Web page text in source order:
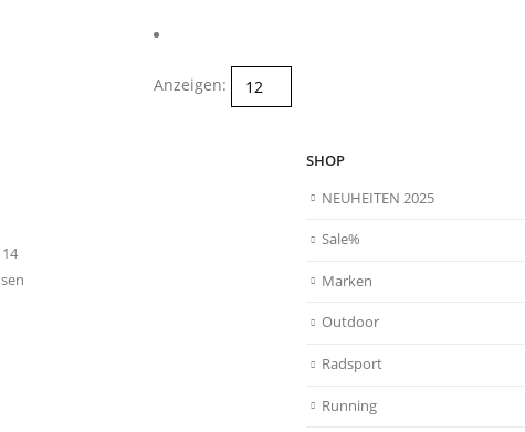
Anzeigen:
SHOP
NEUHEITEN 2025
Sale%
Marken
Outdoor
Radsport
Running